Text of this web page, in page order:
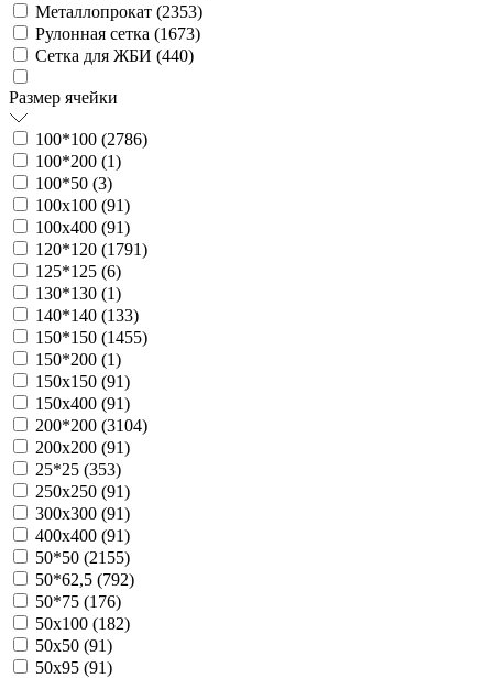
Металлопрокат (2353)
Рулонная сетка (1673)
Сетка для ЖБИ (440)
Размер ячейки
100*100 (2786)
100*200 (1)
100*50 (3)
100х100 (91)
100х400 (91)
120*120 (1791)
125*125 (6)
130*130 (1)
140*140 (133)
150*150 (1455)
150*200 (1)
150х150 (91)
150х400 (91)
200*200 (3104)
200х200 (91)
25*25 (353)
250х250 (91)
300х300 (91)
400х400 (91)
50*50 (2155)
50*62,5 (792)
50*75 (176)
50х100 (182)
50х50 (91)
50х95 (91)